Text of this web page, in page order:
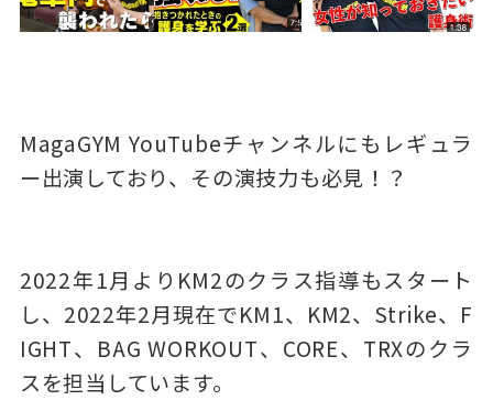
MagaGYM YouTubeチャンネルにもレギュラ
ー出演しており、その演技力も必見！？
2022年1月よりKM2のクラス指導もスタート
し、2022年2月現在でKM1、KM2、Strike、F
IGHT、BAG WORKOUT、CORE、TRXのクラ
スを担当しています。